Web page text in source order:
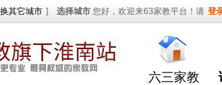
其它城市 ] 选择城市 您好，欢迎来63家教平台！请 登
六三家教